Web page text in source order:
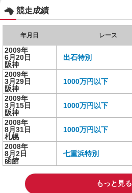
競走成績
年月日 レース
2009年
6月20日
阪神
出石特別
2009年
3月29日
阪神
1000万円以下
2009年
3月15日
阪神
1000万円以下
2008年
8月31日
札幌
1000万円以下
2008年
8月2日
函館
七重浜特別
もっと見る